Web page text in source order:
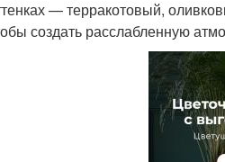
— терракотовый,
создать расслабленную